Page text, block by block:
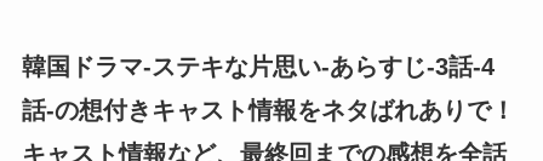
韓国ドラマ-ステキな片思い-あらすじ-3話-4
話-の想付きキャスト情報をネタばれありで！
キャスト情報など、最終回までの感想を全話